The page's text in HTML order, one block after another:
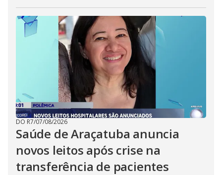
DO R7/07/08/2026
Saúde de Araçatuba anuncia
novos leitos após crise na
transferência de pacientes